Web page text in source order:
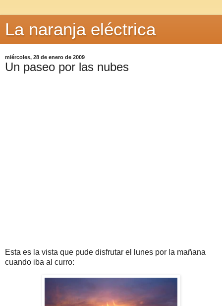
La naranja eléctrica
miércoles, 28 de enero de 2009
Un paseo por las nubes
Esta es la vista que pude disfrutar el lunes por la mañana
cuando iba al curro: